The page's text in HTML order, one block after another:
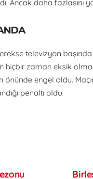
Ancak daha fazlasını
televizyon
zaman eksik
engel oldu.
penaltı oldu.